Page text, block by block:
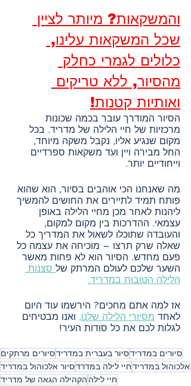
והמשקאות? מיותר לציין
שכל המשקאות עלינו,
כלולים לגמרי כחלק
מהסיור, ללא טריקים
ואותיות קטנות!
הסיור המודרך עובר בכמה שכונות
מרכזיות של חיי הלילה של מדריד. בכל
מקום שנגיע אליו, נקבל משקה מיוחד,
החל מבירה ויין ועד משקאות ספרדיים
וייחודיים יותר.
מה שאנחנו הכי אוהבים בסיור, הוא שהוא
פותח תמיד לתיירים את החושים להמשיך
ליהנות לאחר מכן מחיי הלילה באופן
עצמאי. ההדרכות בין מקום למקום,
והעובדה שתוכלו לשאול את המדריך כל
שאלה שרק תרצו – מוכיחה את עצמה כל
פעם מחדש. הסיור הוא לא פחות מאשר
השער שלכם לעולם המרתק של סצנות
הלילה הטובות במדריד.
אז למה אתם מחכים? הירשמו עוד היום
לאחד מסיורי הלילה שלנו, ואנו מבטיחים
לגלות לכם את כל סודות העיר!
סיורים במדרידסיור בעברית במדרידסיורים מרתקים
אלכוהול במדרידחיי לילה במדרדסיור אלכוהול במדריד
חיי לילה הקהילה הגאה של מדריד